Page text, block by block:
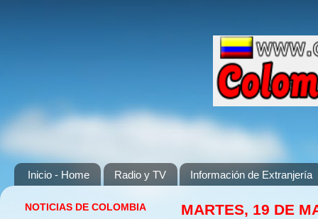
Inicio - Home Radio y TV Información de Extranjería
MARTES, 19 DE
NOTICIAS DE COLOMBIA